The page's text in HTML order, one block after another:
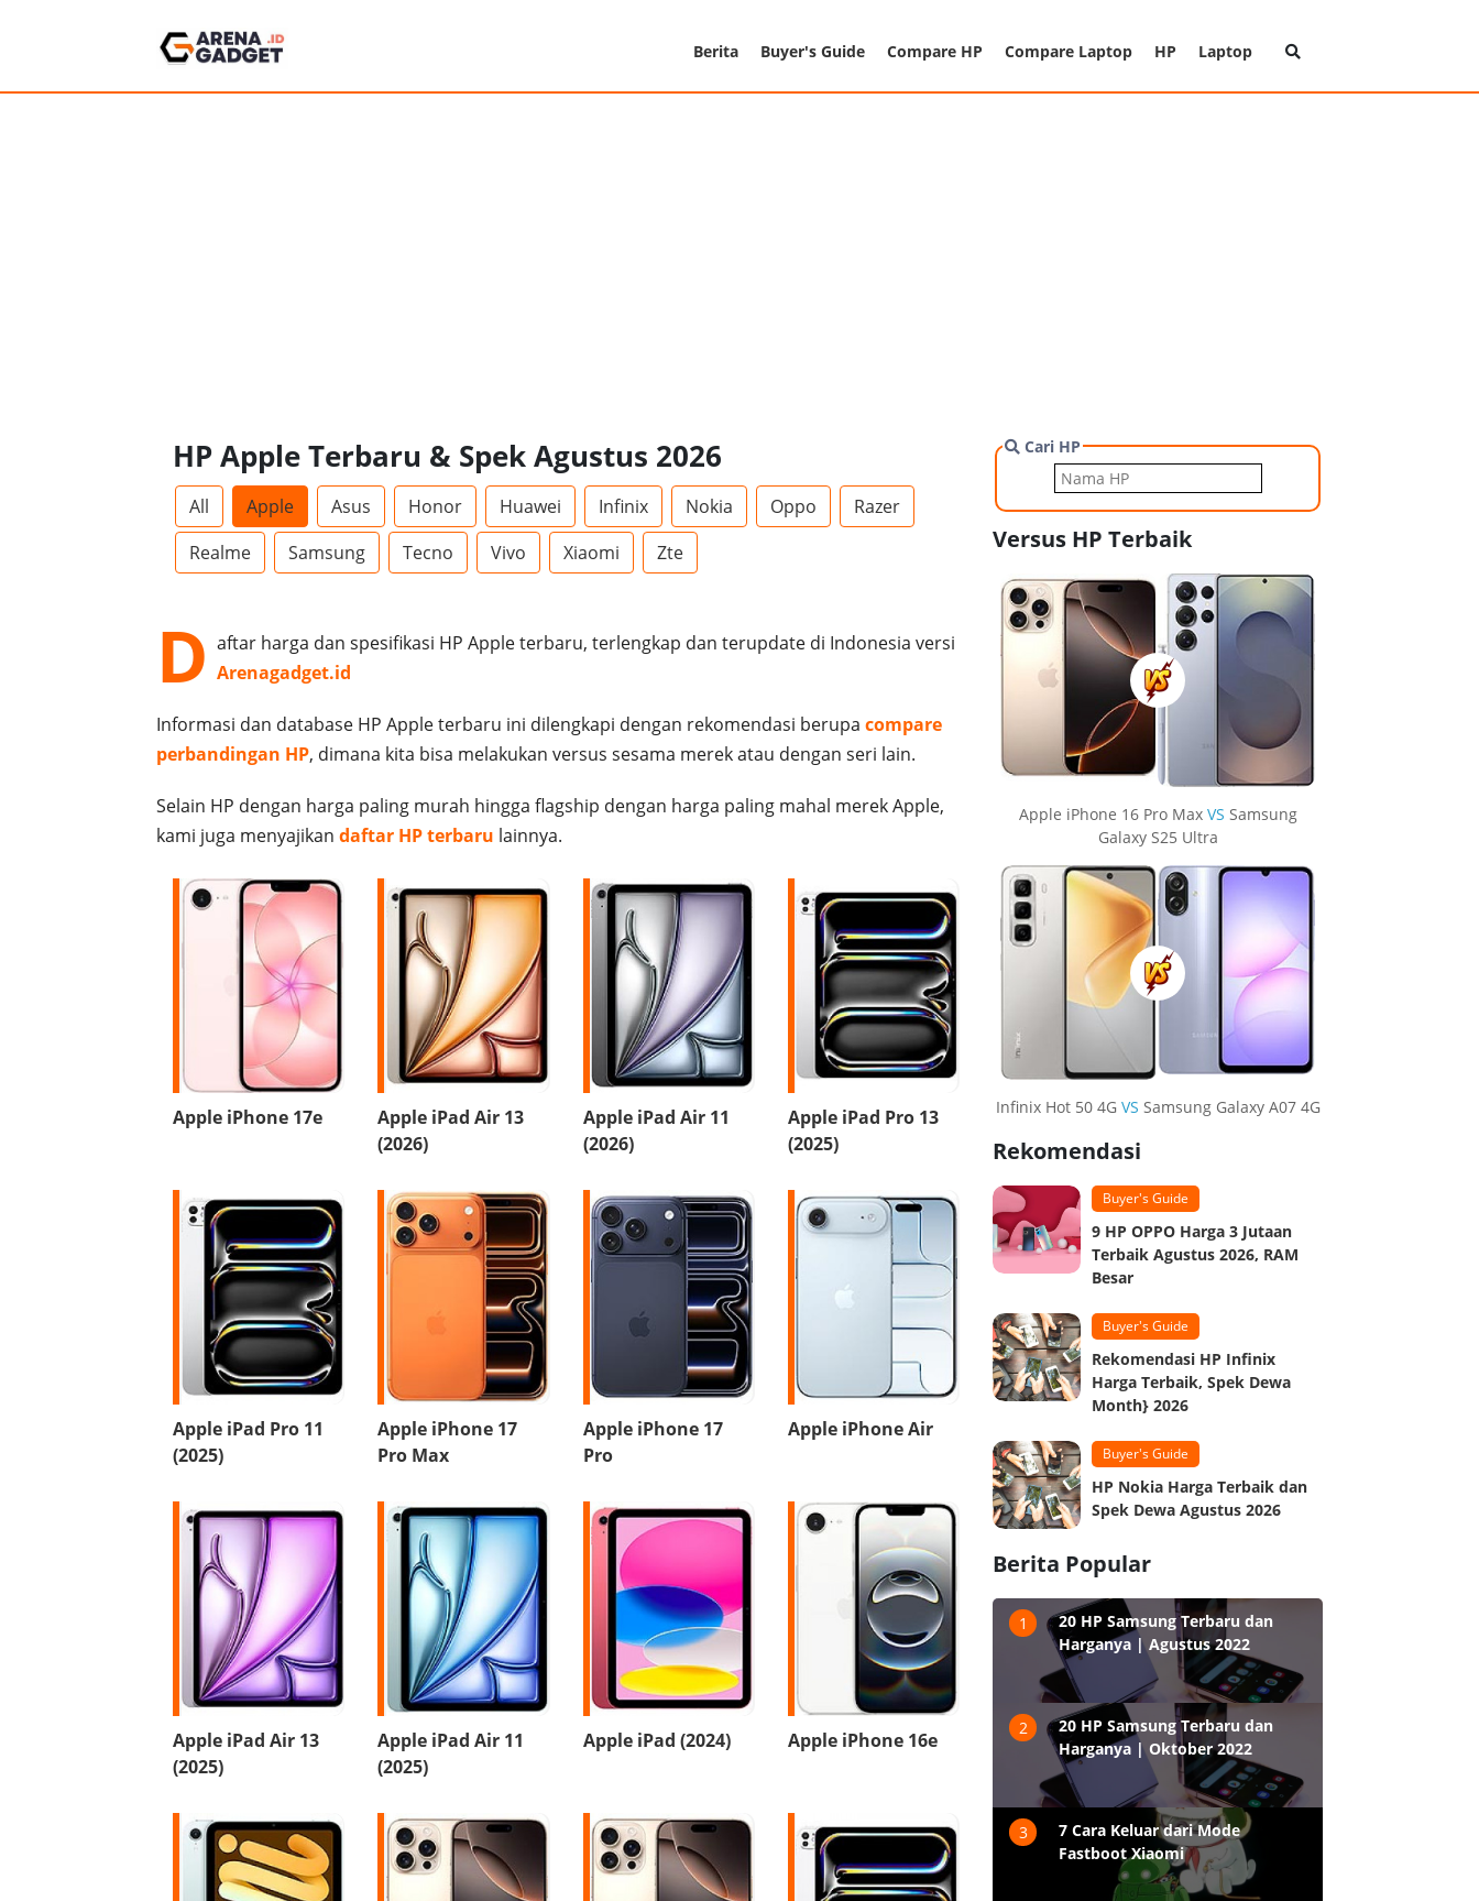
Berita Buyer's Guide Compare HP Compare Laptop HP Laptop
HP Apple Terbaru & Spek Agustus 2026
All Apple Asus Honor Huawei Infinix Nokia Oppo
Razer
Realme
Samsung Tecno Vivo Xiaomi Zte
D aftar harga dan spesifikasi HP Apple terbaru, terlengkap dan terupdate di Indonesia versi
Arenagadget.id
Informasi dan database HP Apple terbaru ini dilengkapi dengan rekomendasi berupa compare
perbandingan HP, dimana kita bisa melakukan versus sesama merek atau dengan seri lain.
Selain HP dengan harga paling murah hingga flagship dengan harga paling mahal merek Apple,
kami juga menyajikan daftar HP terbaru lainnya.
Apple iPhone 17e
Apple iPad Air 13
(2026)
Apple iPad Air 11
(2026)
Apple iPad Pro 13
(2025)
Apple iPad Pro 11
(2025)
Apple iPhone 17
Pro Max
Apple iPhone 17
Pro
Apple iPhone Air
Apple iPad Air 13
(2025)
Apple iPad Air 11
(2025)
Apple iPad (2024) Apple iPhone 16e
Cari HP
Versus HP Terbaik
Apple iPhone 16 Pro Max VS Samsung
Galaxy S25 Ultra
Infinix Hot 50 4G VS Samsung Galaxy A07 4G
Rekomendasi
Buyer's Guide
9 HP OPPO Harga 3 Jutaan
Terbaik Agustus 2026, RAM
Besar
Buyer's Guide
Rekomendasi HP Infinix
Harga Terbaik, Spek Dewa
Month} 2026
Buyer's Guide
HP Nokia Harga Terbaik dan
Spek Dewa Agustus 2026
Berita Popular
1
20 HP Samsung Terbaru dan
Harganya | Agustus 2022
2
20 HP Samsung Terbaru dan
Harganya | Oktober 2022
3
7 Cara Keluar dari Mode
Fastboot Xiaomi